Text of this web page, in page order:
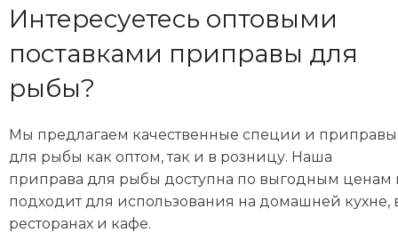
Интересуетесь оптовыми
поставками приправы для
рыбы?
Мы предлагаем качественные специи и приправы
для рыбы как оптом, так и в розницу. Наша
приправа для рыбы доступна по выгодным ценам
подходит для использования на домашней кухне,
ресторанах и кафе.